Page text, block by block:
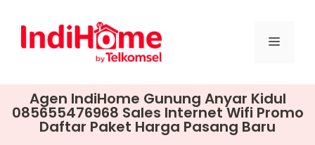
Agen IndiHome Gunung Anyar Kidul
085655476968 Sales Internet Wifi Promo
Daftar Paket Harga Pasang Baru